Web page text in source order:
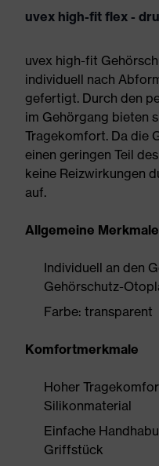
uvex high-fit flex -
uvex high-fit
individuell nach
gefertigt. Durch den
im Gehörgang bieten
Tragekomfort. Da die
einen geringen Teil
keine Reizwirkungen
auf.
Allgemeine Merkmale
Individuell an den
Gehörschutz-
Farbe: transparent
Komfortmerkmale
Hoher
Silikonmaterial
Einfache
Griffstück